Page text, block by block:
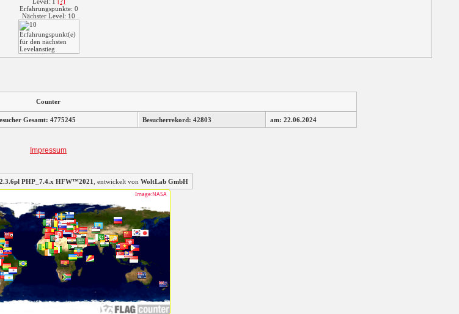
Erfahrungspunkte: 0
Nächster Level: 10
Counter
Gesamt: 4775245 Besucherrekord: 42803 am: 22.06.2024
Impressum
PHP_7.4.x HFW™2021 , entwickelt von WoltLab GmbH